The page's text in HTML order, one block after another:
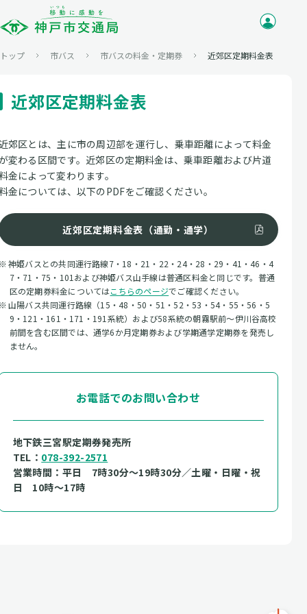
トップ 市バス 市バスの料金・定期券 近郊区定期料金表
近郊区定期料金表
郊区とは、主に市の周辺部を運行し、乗車距離によって料金
変わる区間です。近郊区の定期料金は、乗車距離および片道
金によって変わります。
金については、以下のPDFをご確認ください。
近郊区定期料金表（通勤・通学）
神姫バスとの共同運行路線7・18・21・22・24・28・29・41・46・4
7・71・75・101および神姫バス山手線は普通区料金と同じです。普通
区の定期券料金についてはこちらのページでご確認ください。
山陽バス共同運行路線（15・48・50・51・52・53・54・55・56・5
9・121・161・171・191系統）および58系統の朝霧駅前～伊川谷高校
前間を含む区間では、通学6か月定期券および学期通学定期券を発売し
ません。
お電話でのお問い合わせ
地下鉄三宮駅定期券発売所
TEL： 078-392-2571
営業時間：平日 7時30分～19時30分／土曜・日曜・祝
日 10時～17時